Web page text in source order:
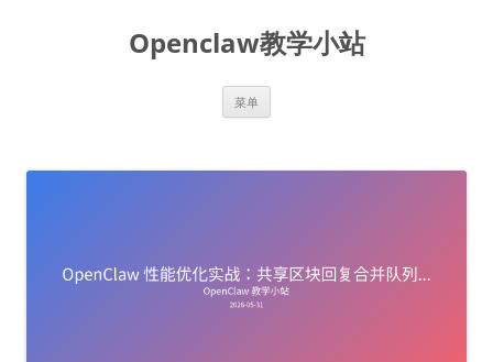
Openclaw教学小站
菜单